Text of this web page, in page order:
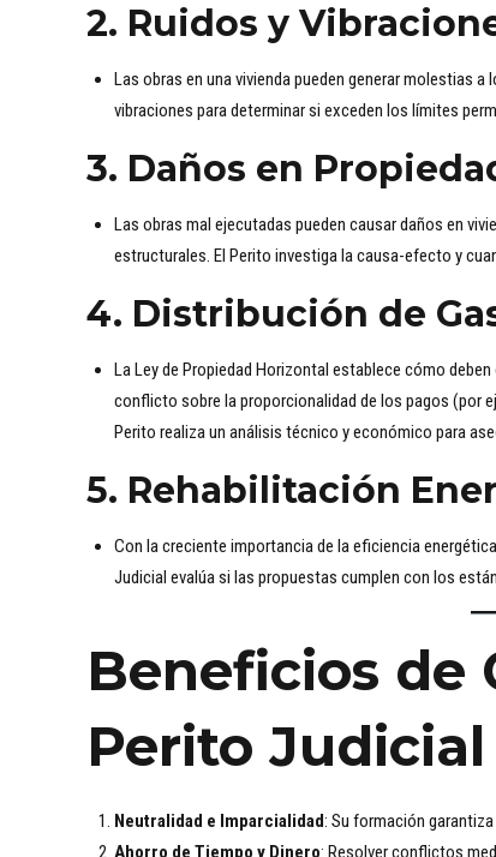
2. Ruidos y
Las obras en una vivienda pueden generar molestias
vibraciones para determinar si exceden los límites
3. Daños en
Las obras mal ejecutadas pueden causar daños en
estructurales. El Perito investiga la causa-efecto y
4. Distribución de
La Ley de Propiedad Horizontal establece cómo
conflicto sobre la proporcionalidad de los pagos (por
Perito realiza un análisis técnico y económico para
5. Rehabilitación
Con la creciente importancia de la eficiencia
Judicial evalúa si las propuestas cumplen con los
Beneficios de
Perito Judicial
Neutralidad e Imparcialidad: Su formación
Ahorro de Tiempo y Dinero: Resolver conflictos